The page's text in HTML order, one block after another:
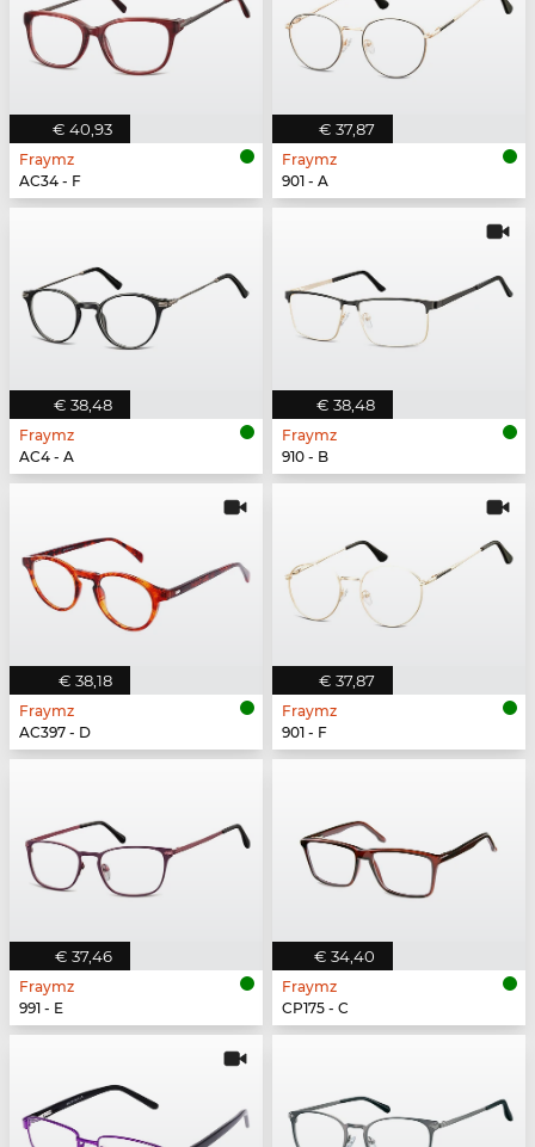
€ 40,93
Fraymz
AC34 - F
€ 37,87
Fraymz
901 - A
€ 38,48
Fraymz
AC4 - A
€ 38,48
Fraymz
910 - B
€ 38,18
Fraymz
AC397 - D
€ 37,87
Fraymz
901 - F
€ 37,46
Fraymz
991 - E
€ 34,40
Fraymz
CP175 - C